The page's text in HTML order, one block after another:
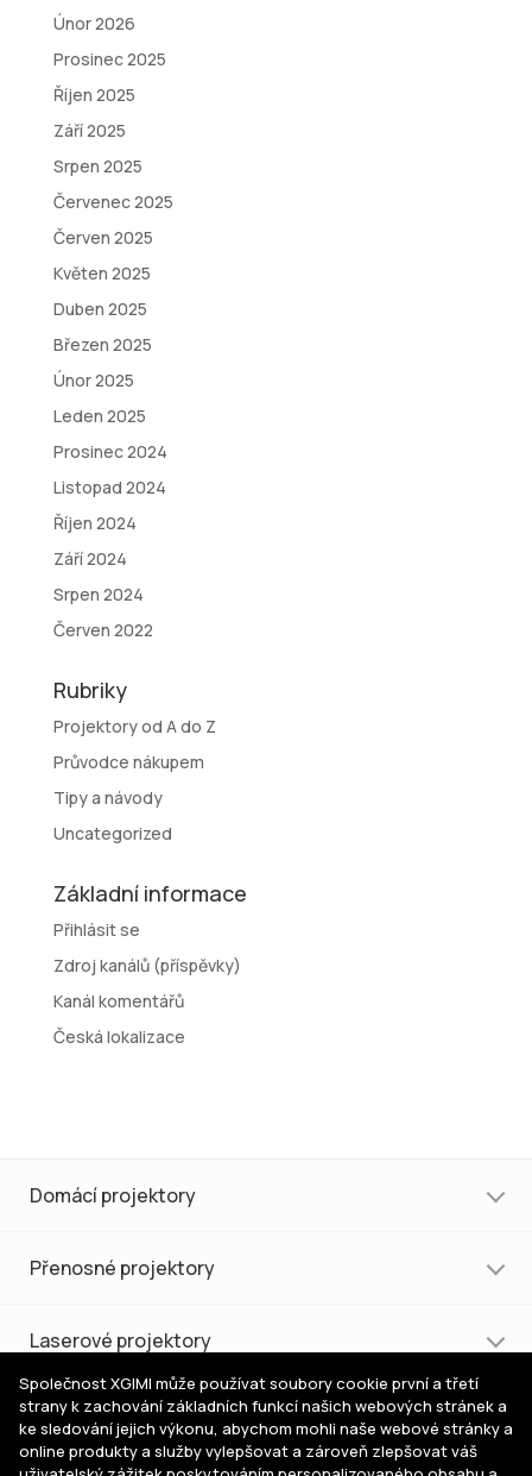
Únor 2026
Prosinec 2025
Říjen 2025
Září 2025
Srpen 2025
Červenec 2025
Červen 2025
Květen 2025
Duben 2025
Březen 2025
Únor 2025
Leden 2025
Prosinec 2024
Listopad 2024
Říjen 2024
Září 2024
Srpen 2024
Červen 2022
Rubriky
Projektory od A do Z
Průvodce nákupem
Tipy a návody
Uncategorized
Základní informace
Přihlásit se
Zdroj kanálů (příspěvky)
Kanál komentářů
Česká lokalizace
Domácí projektory
Přenosné projektory
Laserové projektory
Nákup a podpora
Společnost XGIMI může používat soubory cookie první a třetí
strany k zachování základních funkcí našich webových stránek a
ke sledování jejich výkonu, abychom mohli naše webové stránky a
online produkty a služby vylepšovat a zároveň zlepšovat váš